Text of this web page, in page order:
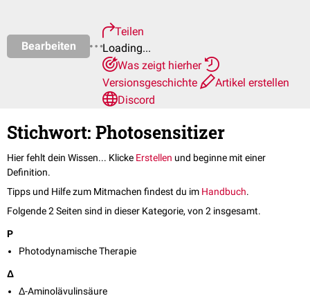
Bearbeiten
Teilen
Loading...
Was zeigt hierher
Versionsgeschichte
Artikel erstellen
Discord
Stichwort: Photosensitizer
Hier fehlt dein Wissen... Klicke Erstellen und beginne mit einer
Definition.
Tipps und Hilfe zum Mitmachen findest du im Handbuch.
Folgende 2 Seiten sind in dieser Kategorie, von 2 insgesamt.
P
Photodynamische Therapie
Δ
Δ-Aminolävulinsäure